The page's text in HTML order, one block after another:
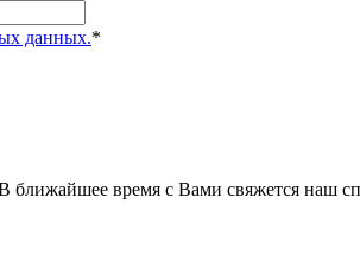
данных.*
ближайшее время с Вами свяжется наш